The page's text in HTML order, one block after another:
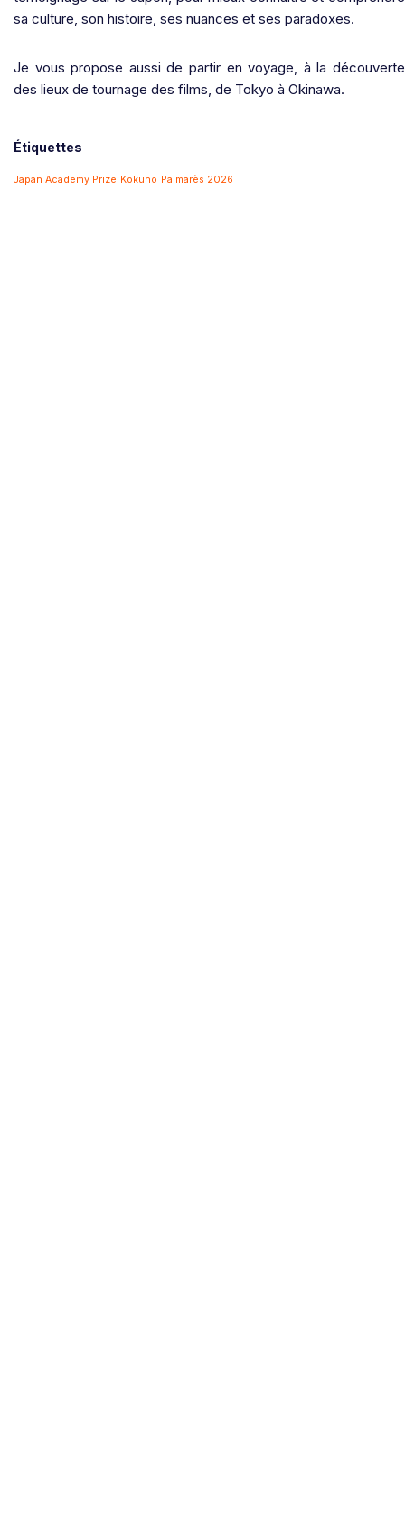
sa culture, son histoire, ses nuances et ses paradoxes.
Je vous propose aussi de partir en voyage, à la découverte
des lieux de tournage des films, de Tokyo à Okinawa.
Étiquettes
Japan Academy Prize Kokuho Palmarès 2026